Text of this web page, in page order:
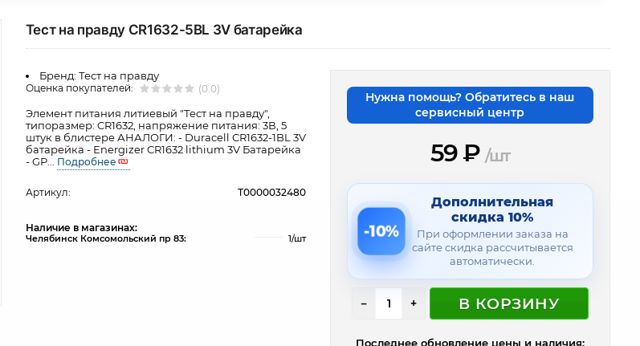
Тест на правду CR1632-5BL 3V батарейка
Бренд: Тест на правду
Оценка покупателей: (0.0)
Элемент питания литиевый "Тест на правду",
типоразмер: CR1632, напряжение питания: 3В, 5
штук в блистере АНАЛОГИ: - Duracell CR1632-1BL 3V
батарейка - Energizer CR1632 lithium 3V Батарейка
- GP... Подробнее
Артикул: Т0000032480
Наличие в магазинах:
Челябинск Комсомольский пр 83:
1/шт
Нужна помощь? Обратитесь в наш
сервисный центр
59₽ /шт
-10%
Дополнительная
скидка 10%
При оформлении заказа на
сайте скидка рассчитывается
автоматически.
− + В КОРЗИНУ
Последнее обновление цены и наличия: